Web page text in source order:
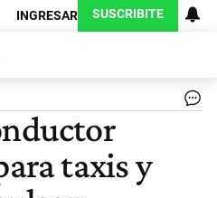
INGRESAR SUSCRIBITE
taxis y